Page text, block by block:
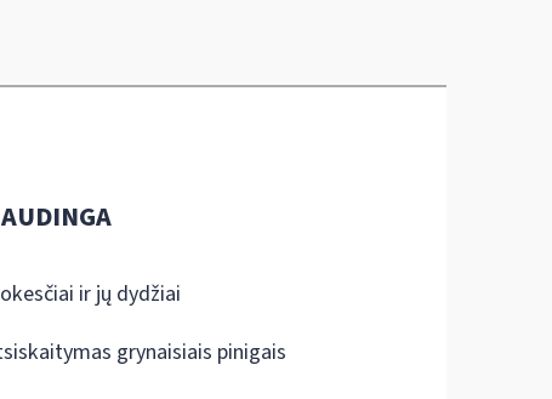
ir jų dydžiai
grynaisiais pinigais